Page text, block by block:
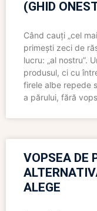
(GHID
Când cauți „cel
primești zeci de
lucru: „al nostru”.
produsul, ci cu
firele albe repede
a părului, fără
VOPSEA DE
ALEGE